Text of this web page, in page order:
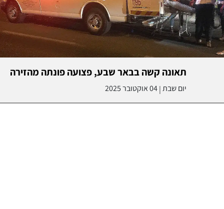
תאונה קשה בבאר שבע, פצועה פונתה מהזירה
יום שבת|04 אוקטובר 2025